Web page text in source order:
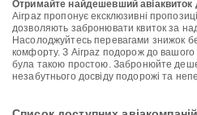
Отримайте найдешевший авіаквиток
Airpaz пропонує ексклюзивні
дозволяють забронювати квиток за
Насолоджуйтесь перевагами знижок
комфорту. З Airpaz подорож до вашого
була такою простою. Забронюйте
незабутнього досвіду подорожі та